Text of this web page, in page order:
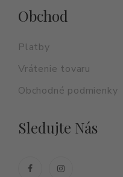
Obchod
Platby
Vrátenie tovaru
Obchodné podmienky
Sledujte Nás